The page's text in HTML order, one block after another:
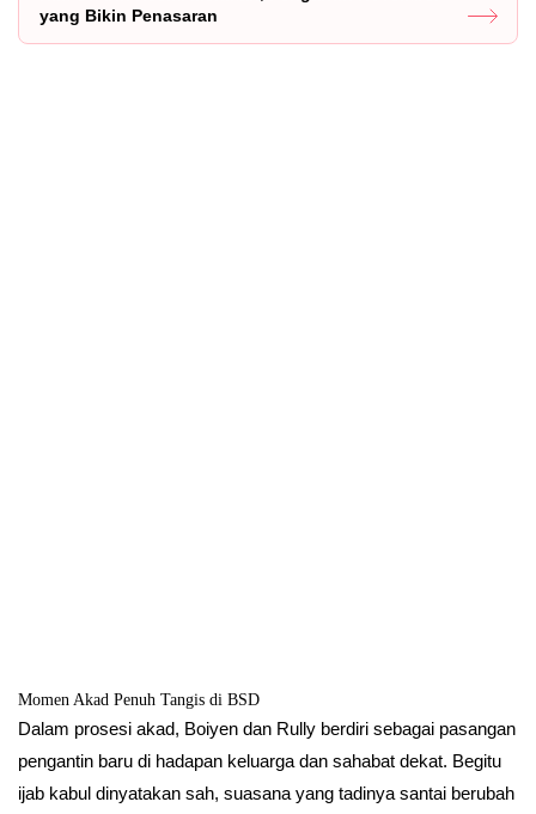
yang Bikin Penasaran
Momen Akad Penuh Tangis di BSD
Dalam prosesi akad, Boiyen dan Rully berdiri sebagai pasangan
pengantin baru di hadapan keluarga dan sahabat dekat. Begitu
ijab kabul dinyatakan sah, suasana yang tadinya santai berubah